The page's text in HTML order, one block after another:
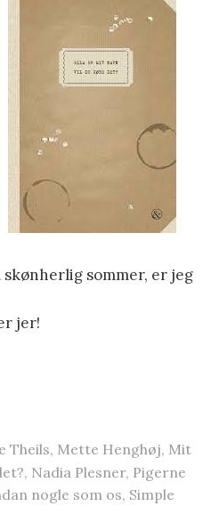
sommer, er jeg
jer!
Theils, Mette Henghøj, Mit
, Nadia Plesner, Pigerne
nogle som os, Simple